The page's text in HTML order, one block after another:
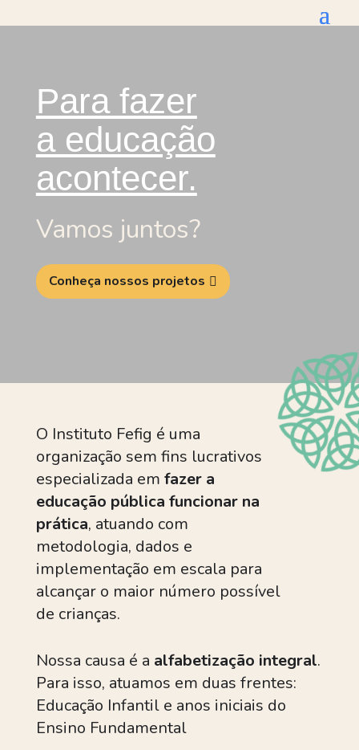
Para fazer
a educação
acontecer.
Vamos juntos?
Conheça nossos projetos
O Instituto Fefig é uma
organização sem fins lucrativos
especializada em fazer a
educação pública funcionar na
prática, atuando com
metodologia, dados e
implementação em escala para
alcançar o maior número possível
de crianças.
Nossa causa é a alfabetização integral.
Para isso, atuamos em duas frentes:
Educação Infantil e anos iniciais do
Ensino Fundamental